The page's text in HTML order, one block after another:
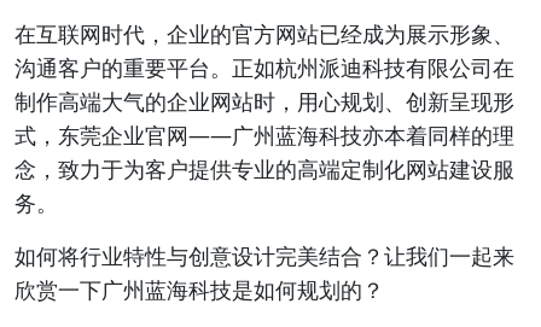
在互联网时代，企业的官方网站已经成为展示形象、
沟通客户的重要平台。正如杭州派迪科技有限公司在
制作高端大气的企业网站时，用心规划、创新呈现形
式，东莞企业官网——广州蓝海科技亦本着同样的理
念，致力于为客户提供专业的高端定制化网站建设服
务。
如何将行业特性与创意设计完美结合？让我们一起来
欣赏一下广州蓝海科技是如何规划的？